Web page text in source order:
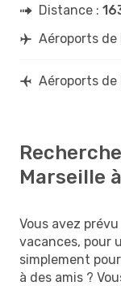
Distance :
Aéroports de
Aéroports de
Marseille
Vous avez
vacances, pour
simplement
à des amis ?